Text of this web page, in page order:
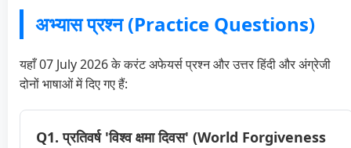
अभ्यास प्रश्न (Practice Questions)
यहाँ 07 July 2026 के करंट अफेयर्स प्रश्न और उत्तर हिंदी और अंग्रेजी
दोनों भाषाओं में दिए गए हैं:
Q1. प्रतिवर्ष 'विश्व क्षमा दिवस' (World Forgiveness